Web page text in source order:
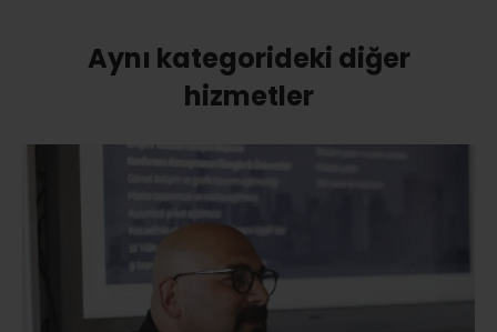
Aynı kategorideki diğer
hizmetler